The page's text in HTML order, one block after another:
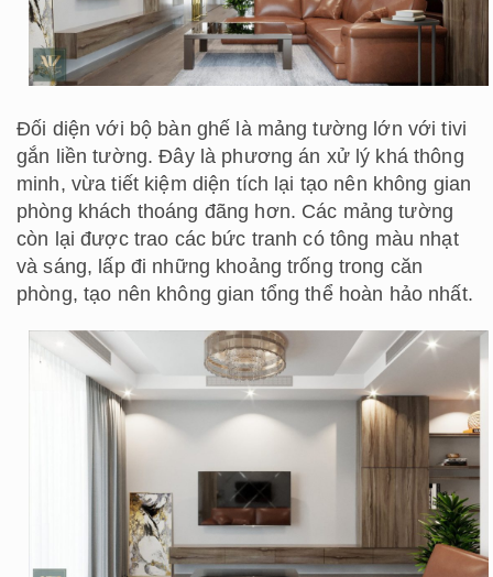
Đối diện với bộ bàn ghế là mảng tường lớn với tivi
gắn liền tường. Đây là phương án xử lý khá thông
minh, vừa tiết kiệm diện tích lại tạo nên không gian
phòng khách thoáng đãng hơn. Các mảng tường
còn lại được trao các bức tranh có tông màu nhạt
và sáng, lấp đi những khoảng trống trong căn
phòng, tạo nên không gian tổng thể hoàn hảo nhất.